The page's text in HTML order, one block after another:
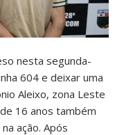
nesta segunda-
604 e deixar uma
Aleixo, zona Leste
16 anos também
ação. Após